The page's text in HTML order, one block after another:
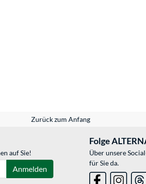
Zurück zum Anfang
auf Sie!
Anmelden
Folge
Über unsere
für Sie da.